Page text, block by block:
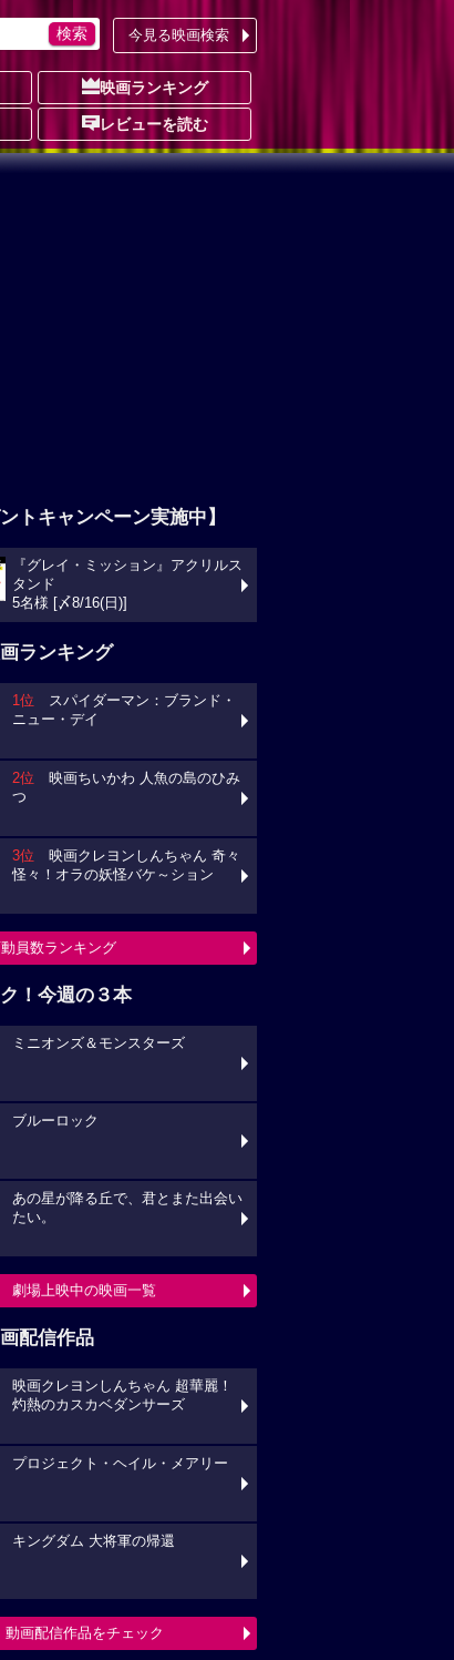
今見る映画検索
映画ランキング
レビューを読む
ントキャンペーン実施中】
『グレイ・ミッション』アクリルス
タンド
5名様 [〆8/16(日)]
ランキング
1位 スパイダーマン：ブランド・
ニュー・デイ
2位 映画ちいかわ 人魚の島のひみ
つ
3位 映画クレヨンしんちゃん 奇々
怪々！オラの妖怪バケ～ション
員数ランキング
！今週の３本
ミニオンズ＆モンスターズ
ブルーロック
あの星が降る丘で、君とまた出会い
たい。
劇場上映中の映画一覧
配信作品
映画クレヨンしんちゃん 超華麗！
灼熱のカスカベダンサーズ
プロジェクト・ヘイル・メアリー
キングダム 大将軍の帰還
動画配信作品をチェック